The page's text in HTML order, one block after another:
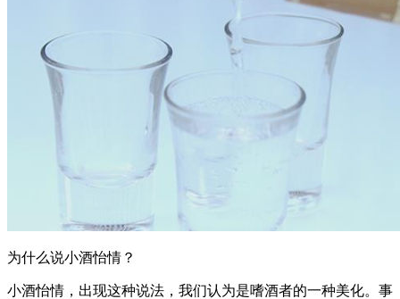
为什么说小酒怡情？
小酒怡情，出现这种说法，我们认为是嗜酒者的一种美化。事